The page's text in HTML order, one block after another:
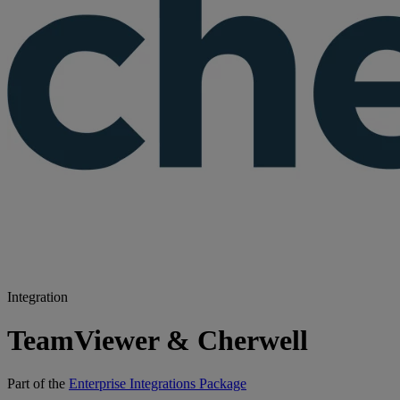
Integration
TeamViewer & Cherwell
Part of the Enterprise Integrations Package